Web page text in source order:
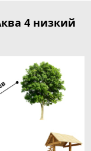
4 низкий